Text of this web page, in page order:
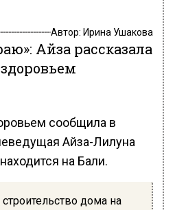
Автор: Ирина Ушакова
Айза рассказала
сообщила в
Айза-Лилуна
на Бали.
дома на